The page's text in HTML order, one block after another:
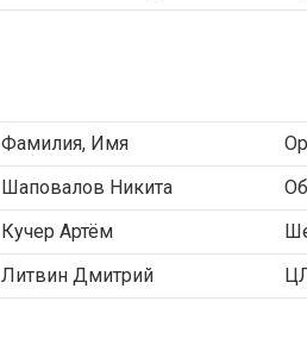
Фамилия, Имя
Шаповалов Никита
Кучер Артём
Литвин Дмитрий